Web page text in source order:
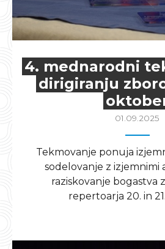
4. mednarodni
dirigiranju
01.09.2025
Tekmovanje ponuja
sodelovanje z izjemnimi
raziskovanje bogastva
repertoarja 20. in